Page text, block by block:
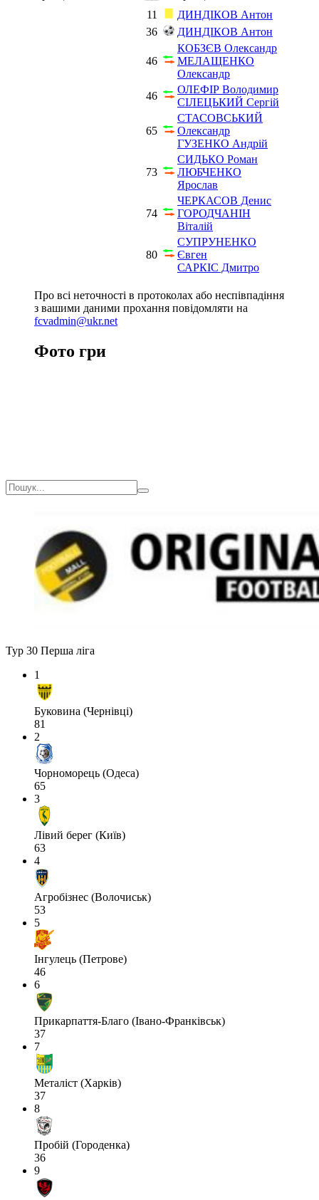
11
ДИНДІКОВ Антон
36
ДИНДІКОВ Антон
46
КОБЗЄВ Олександр
МЕЛАЩЕНКО
Олександр
46
ОЛЕФІР Володимир
СІЛЕЦЬКИЙ Сергій
65
СТАСОВСЬКИЙ
Олександр
ГУЗЕНКО Андрій
73
СИДЬКО Роман
ЛЮБЧЕНКО
Ярослав
74
ЧЕРКАСОВ Денис
ГОРОДЧАНІН
Віталій
80
СУПРУНЕНКО
Євген
САРКІС Дмитро
Про всі неточності в протоколах або неспівпадіння
з вашими даними прохання повідомляти на
fcvadmin@ukr.net
Фото гри
Тур 30 Перша ліга
1
Буковина (Чернівці)
81
2
Чорноморець (Одеса)
65
3
Лівий берег (Київ)
63
4
Агробізнес (Волочиськ)
53
5
Інгулець (Петрове)
46
6
Прикарпаття-Благо (Івано-Франківськ)
37
7
Металіст (Харків)
37
8
Пробій (Городенка)
36
9